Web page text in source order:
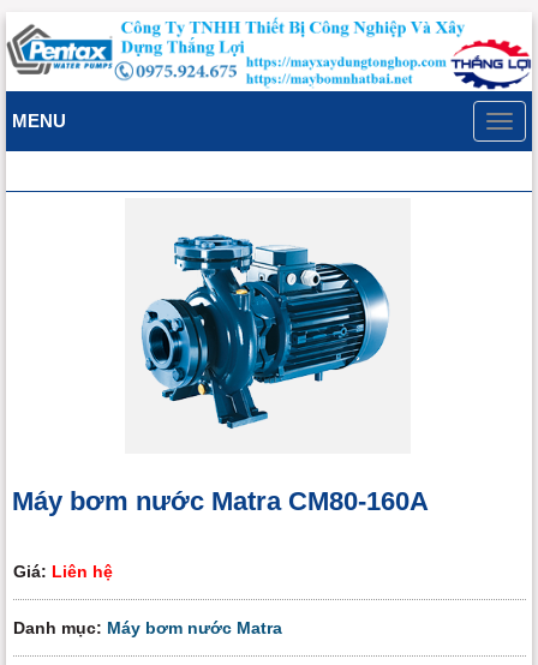
MENU
Máy bơm nước Matra CM80-160A
Giá: Liên hệ
Danh mục: Máy bơm nước Matra